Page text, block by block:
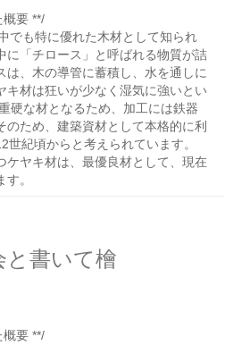
概要 **/
でも特に優れた木材として知られ
に「チロース」と呼ばれる物質が詰
は、木の導管に蓄積し、水を通しに
キ材は狂いが少なく湿気に強いとい
硬な材となるため、加工には鉄器
ため、建築資材として本格的に利
紀頃からと考えられています。
ケヤキ材は、最優良材として、現在
。
と書いて檜
概要 **/